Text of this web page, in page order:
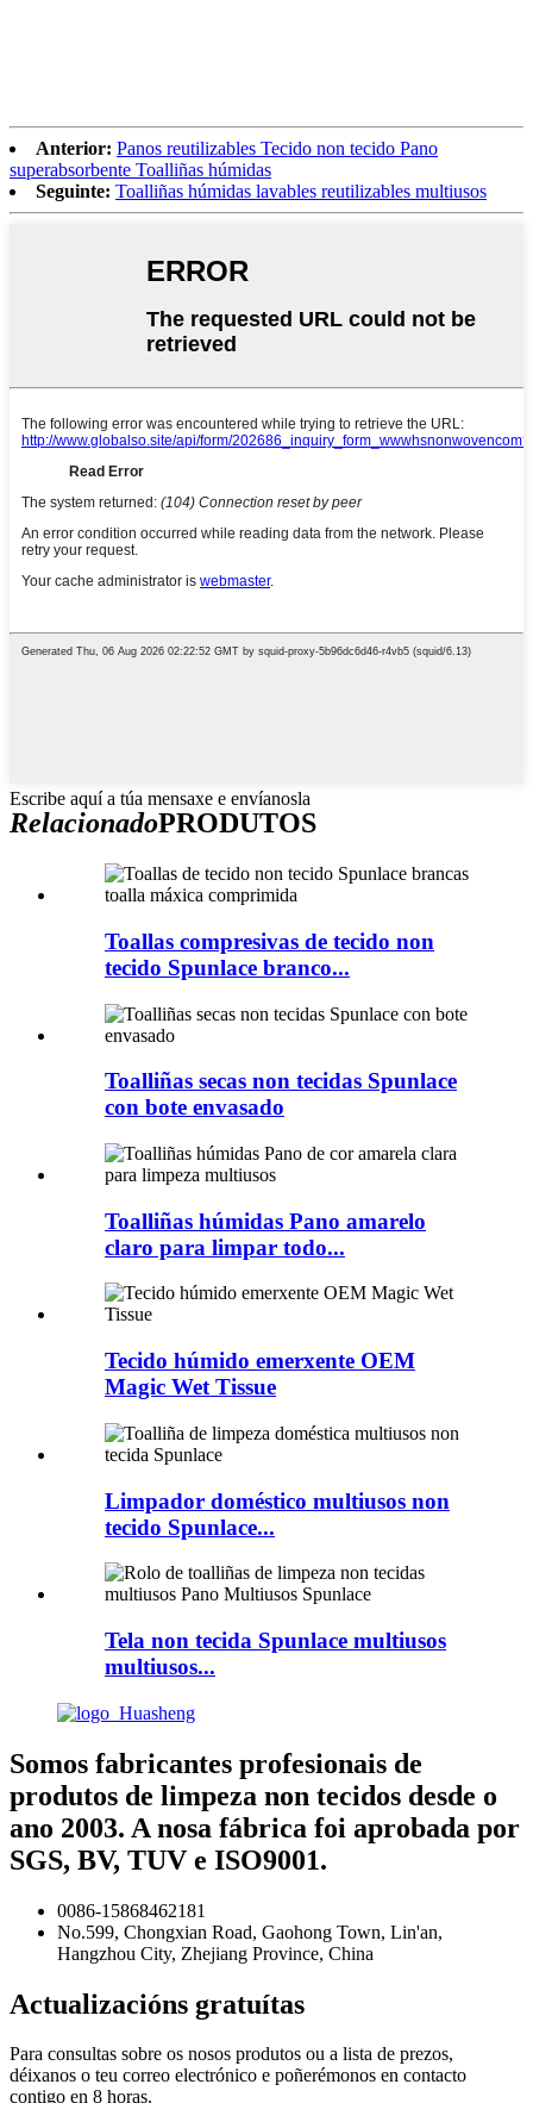
Anterior: Panos reutilizables Tecido non tecido Pano
superabsorbente Toalliñas húmidas
Seguinte: Toalliñas húmidas lavables reutilizables multiusos
Escribe aquí a túa mensaxe e envíanosla
RelacionadoPRODUTOS
Toallas compresivas de tecido non
tecido Spunlace branco...
Toalliñas secas non tecidas Spunlace
con bote envasado
Toalliñas húmidas Pano amarelo
claro para limpar todo...
Tecido húmido emerxente OEM
Magic Wet Tissue
Limpador doméstico multiusos non
tecido Spunlace...
Tela non tecida Spunlace multiusos
multiusos...
Somos fabricantes profesionais de
produtos de limpeza non tecidos desde o
ano 2003. A nosa fábrica foi aprobada por
SGS, BV, TUV e ISO9001.
0086-15868462181
No.599, Chongxian Road, Gaohong Town, Lin'an,
Hangzhou City, Zhejiang Province, China
Actualizacións gratuítas
Para consultas sobre os nosos produtos ou a lista de prezos,
déixanos o teu correo electrónico e poñerémonos en contacto
contigo en 8 horas.